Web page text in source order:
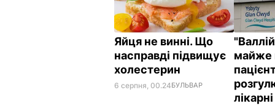
Яйця не винні. Що
насправді підвищує
холестерин
6 серпня, 00.24БУЛЬВАР
майже